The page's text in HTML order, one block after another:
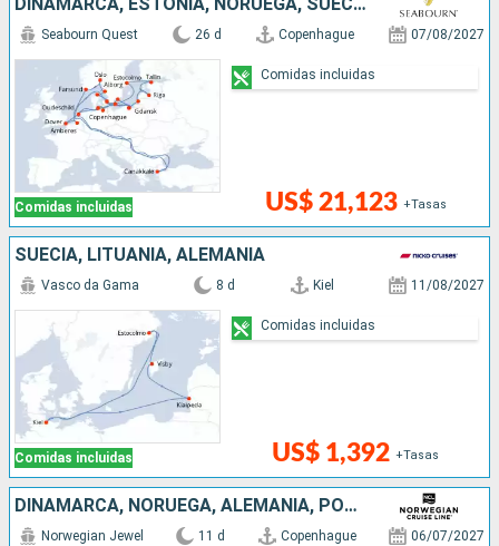
DINAMARCA, ESTONIA, NORUEGA, SUECIA, ALEMANIA, POLONIA, LITUANIA, BÉLGICA, HONDURAS, TURQUÍA, REINO UNIDO, LETONIA
Comidas incluidas
Seabourn Quest 26 d Copenhague 07/08/2027
US$ 21,123 +Tasas
Comidas incluidas
SUECIA, LITUANIA, ALEMANIA
Comidas incluidas
Vasco da Gama 8 d Kiel 11/08/2027
US$ 1,392 +Tasas
Comidas incluidas
DINAMARCA, NORUEGA, ALEMANIA, POLONIA, LITUANIA, LETONIA, SUECIA, ESTONIA, FINLANDIA
Norwegian Jewel 11 d Copenhague 06/07/2027